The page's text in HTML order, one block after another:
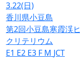
3.22(日)
香川県小豆島
第2回小豆島寒霞渓
クリテリウム
E1 E2 E3 F M JCT